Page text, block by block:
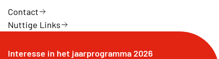
Contact
Nuttige Links
Interesse in het jaarprogramma 2026